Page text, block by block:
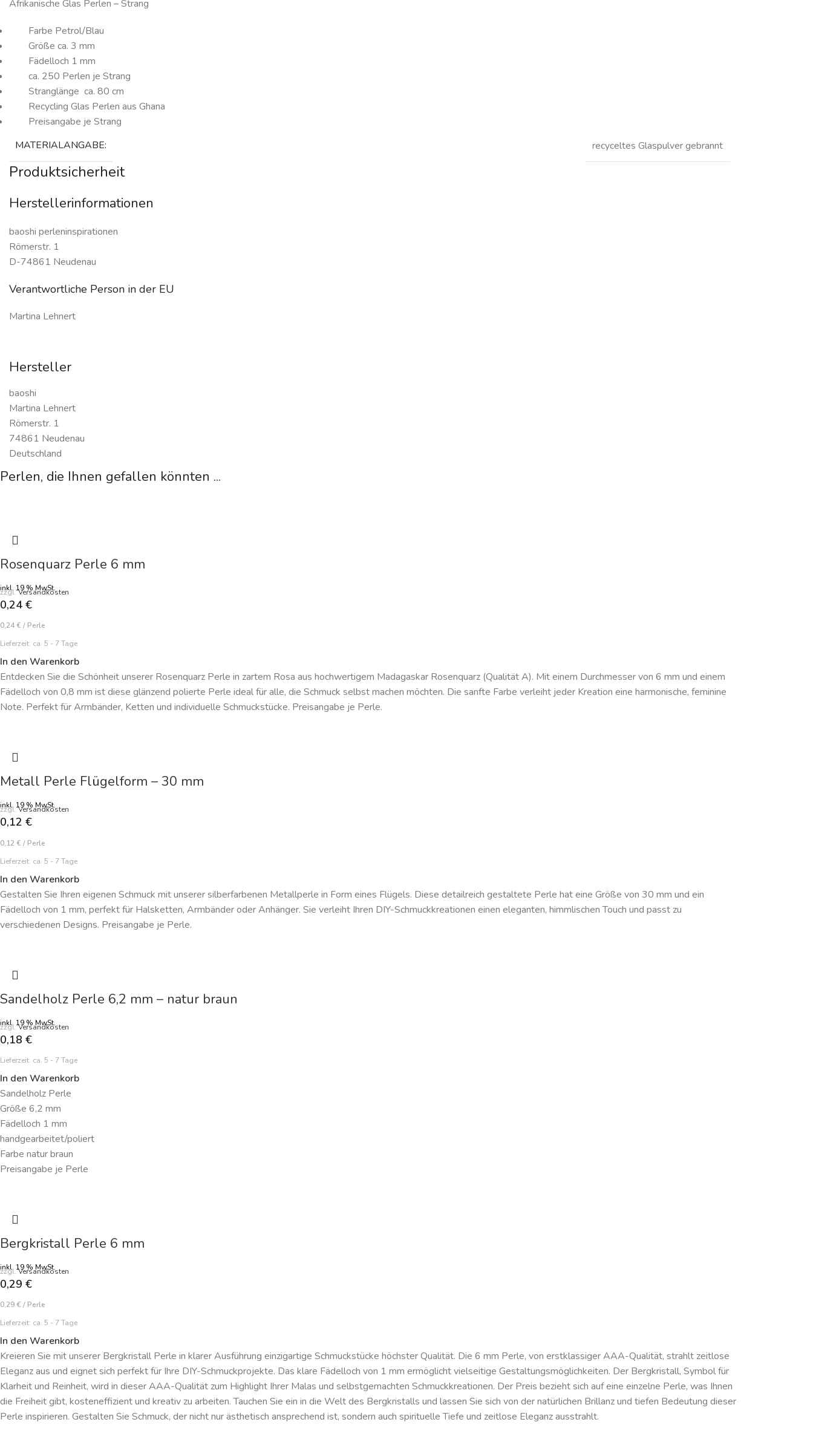
Afrikanische Glas Perlen – Strang
Farbe Petrol/Blau
Größe ca. 3 mm
Fädelloch 1 mm
ca. 250 Perlen je Strang
Stranglänge ca. 80 cm
Recycling Glas Perlen aus Ghana
Preisangabe je Strang
MATERIALANGABE:
recyceltes Glaspulver gebrannt
Produktsicherheit
Herstellerinformationen
baoshi perleninspirationen
Römerstr. 1
D-74861 Neudenau
Verantwortliche Person in der EU
Martina Lehnert
Hersteller
baoshi
Martina Lehnert
Römerstr. 1
74861 Neudenau
Deutschland
Perlen, die Ihnen gefallen könnten ...
Rosenquarz Perle 6 mm
inkl. 19 % MwSt.
zzgl.Versandkosten
0,24 €
0,24 € / Perle
Lieferzeit: ca. 5 - 7 Tage
In den Warenkorb
Entdecken Sie die Schönheit unserer Rosenquarz Perle in zartem Rosa aus hochwertigem Madagaskar Rosenquarz (Qualität A). Mit einem Durchmesser von 6 mm und einem
Fädelloch von 0,8 mm ist diese glänzend polierte Perle ideal für alle, die Schmuck selbst machen möchten. Die sanfte Farbe verleiht jeder Kreation eine harmonische, feminine
Note. Perfekt für Armbänder, Ketten und individuelle Schmuckstücke. Preisangabe je Perle.
Metall Perle Flügelform – 30 mm
inkl. 19 % MwSt.
zzgl.Versandkosten
0,12 €
0,12 € / Perle
Lieferzeit: ca. 5 - 7 Tage
In den Warenkorb
Gestalten Sie Ihren eigenen Schmuck mit unserer silberfarbenen Metallperle in Form eines Flügels. Diese detailreich gestaltete Perle hat eine Größe von 30 mm und ein
Fädelloch von 1 mm, perfekt für Halsketten, Armbänder oder Anhänger. Sie verleiht Ihren DIY-Schmuckkreationen einen eleganten, himmlischen Touch und passt zu
verschiedenen Designs. Preisangabe je Perle.
Sandelholz Perle 6,2 mm – natur braun
inkl. 19 % MwSt.
zzgl.Versandkosten
0,18 €
Lieferzeit: ca. 5 - 7 Tage
In den Warenkorb
Sandelholz Perle
Größe 6,2 mm
Fädelloch 1 mm
handgearbeitet/poliert
Farbe natur braun
Preisangabe je Perle
Bergkristall Perle 6 mm
inkl. 19 % MwSt.
zzgl.Versandkosten
0,29 €
0,29 € / Perle
Lieferzeit: ca. 5 - 7 Tage
In den Warenkorb
Kreieren Sie mit unserer Bergkristall Perle in klarer Ausführung einzigartige Schmuckstücke höchster Qualität. Die 6 mm Perle, von erstklassiger AAA-Qualität, strahlt zeitlose
Eleganz aus und eignet sich perfekt für Ihre DIY-Schmuckprojekte. Das klare Fädelloch von 1 mm ermöglicht vielseitige Gestaltungsmöglichkeiten. Der Bergkristall, Symbol für
Klarheit und Reinheit, wird in dieser AAA-Qualität zum Highlight Ihrer Malas und selbstgemachten Schmuckkreationen. Der Preis bezieht sich auf eine einzelne Perle, was Ihnen
die Freiheit gibt, kosteneffizient und kreativ zu arbeiten. Tauchen Sie ein in die Welt des Bergkristalls und lassen Sie sich von der natürlichen Brillanz und tiefen Bedeutung dieser
Perle inspirieren. Gestalten Sie Schmuck, der nicht nur ästhetisch ansprechend ist, sondern auch spirituelle Tiefe und zeitlose Eleganz ausstrahlt.